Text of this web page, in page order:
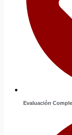
Evaluación